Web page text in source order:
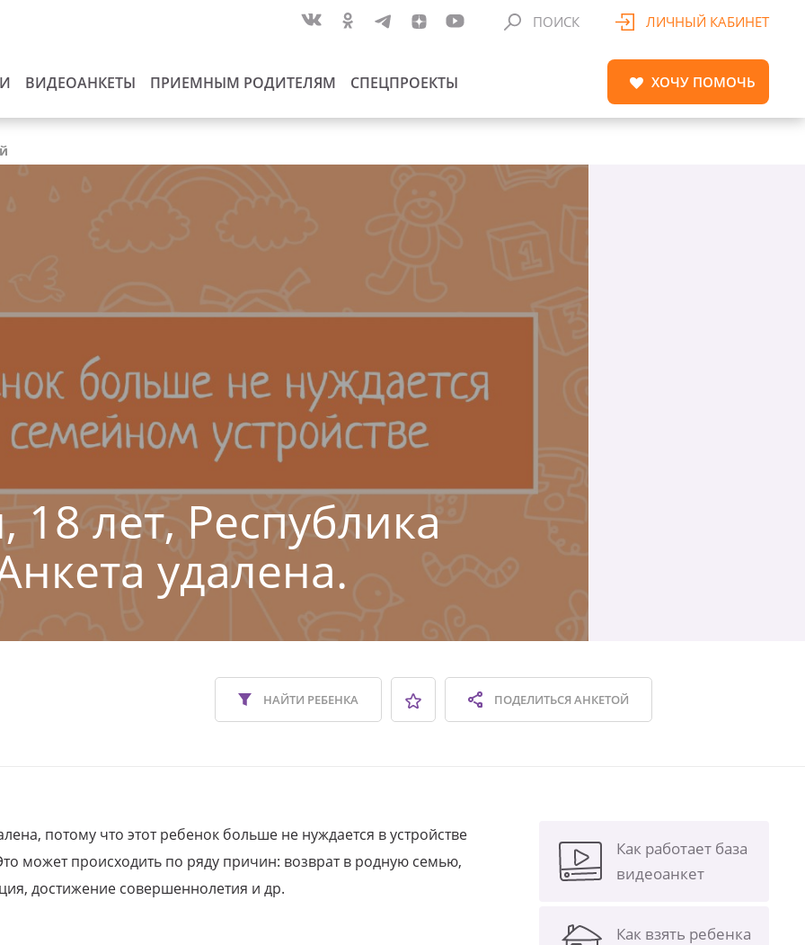
ВИДЕОАНКЕТЫ ПРИЕМНЫМ РОДИТЕЛЯМ СПЕЦПРОЕКТЫ
ПОИСК ЛИЧНЫЙ КАБИНЕТ
ХОЧУ ПОМОЧЬ
18 лет, Республика
удалена.
ПОДЕЛИТЬСЯАНКЕТОЙ
НАЙТИ РЕБЕНКА
потому что этот ребенок больше не нуждается в устройстве
может происходить по ряду причин: возврат в родную семью,
достижение совершеннолетия и др.
Как работает база
видеоанкет
Как взять ребенка